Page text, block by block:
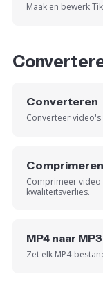
Maak en bewerk
Converteren
Converteer video's
Comprimeren
Comprimeer
kwaliteitsverlies.
MP4 naar MP3
Zet elk MP4-